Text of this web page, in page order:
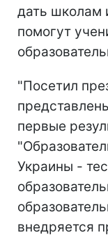
дать школам
помогут
"Посетил
первые
Украины -
внедряется